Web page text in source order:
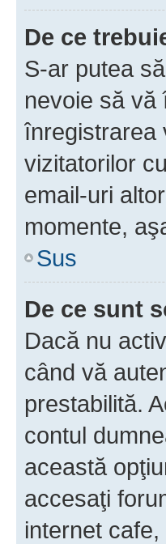
De ce
S-ar putea
nevoie să vă
înregistrarea
vizitatorilor
email-uri
momente,
Sus
De ce sunt
Dacă nu
când vă
prestabilită.
contul
această
accesaţi
internet